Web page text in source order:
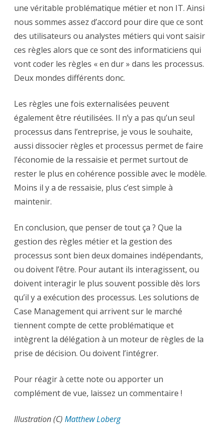
une véritable problématique métier et non IT. Ainsi
nous sommes assez d’accord pour dire que ce sont
des utilisateurs ou analystes métiers qui vont saisir
ces règles alors que ce sont des informaticiens qui
vont coder les règles « en dur » dans les processus.
Deux mondes différents donc.
Les règles une fois externalisées peuvent
également être réutilisées. Il n’y a pas qu’un seul
processus dans l’entreprise, je vous le souhaite,
aussi dissocier règles et processus permet de faire
l’économie de la ressaisie et permet surtout de
rester le plus en cohérence possible avec le modèle.
Moins il y a de ressaisie, plus c’est simple à
maintenir.
En conclusion, que penser de tout ça ? Que la
gestion des règles métier et la gestion des
processus sont bien deux domaines indépendants,
ou doivent l’être. Pour autant ils interagissent, ou
doivent interagir le plus souvent possible dès lors
qu’il y a exécution des processus. Les solutions de
Case Management qui arrivent sur le marché
tiennent compte de cette problématique et
intègrent la délégation à un moteur de règles de la
prise de décision. Ou doivent l’intégrer.
Pour réagir à cette note ou apporter un
complément de vue, laissez un commentaire !
Illustration (C) Matthew Loberg